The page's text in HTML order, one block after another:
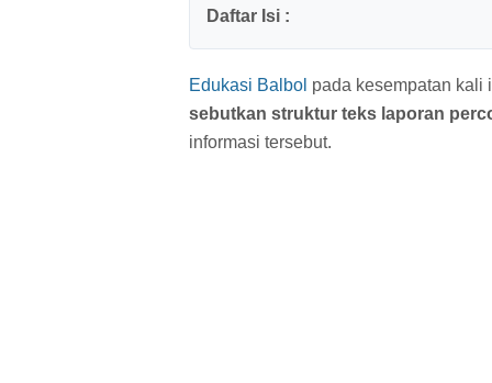
Edukasi Balbol pada kesempatan kali
sebutkan struktur teks laporan
informasi tersebut.